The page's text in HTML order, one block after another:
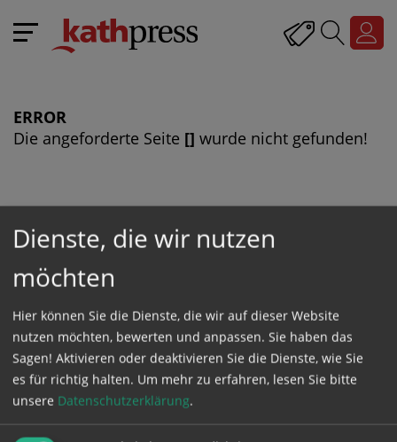
ERROR
Die angeforderte Seite [] wurde nicht gefunden!
Katholische Presseagentur Kathpress
1010 Wien, Singerstraße 7/6/2
Tel: +43 / 1 / 512 52 83
© 1947-2026KATHPRESS- Katholische
Presseagentur Österreich
Dienste, die wir nutzen
möchten
Hier können Sie die Dienste, die wir auf dieser Website
nutzen möchten, bewerten und anpassen. Sie haben das
Sagen! Aktivieren oder deaktivieren Sie die Dienste, wie Sie
es für richtig halten. Um mehr zu erfahren, lesen Sie bitte
unsere Datenschutzerklärung.